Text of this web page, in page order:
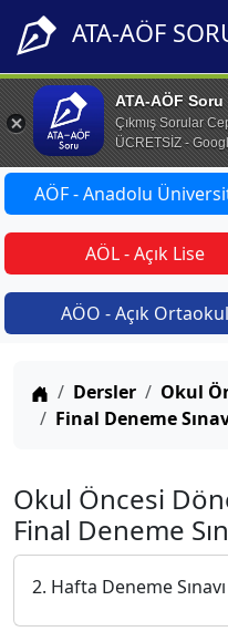
ATA-AÖF
ATA-AÖF Soru
Çıkmış Sorular
ÜCRETSİZ -
AÖF - Anadolu
AÖL - Açık Lise
AÖO - Açık Ortaokul
Anasayfa
Dersler
Okul
Final Deneme
Okul Öncesi
Final Deneme
2. Hafta Deneme Sınavı